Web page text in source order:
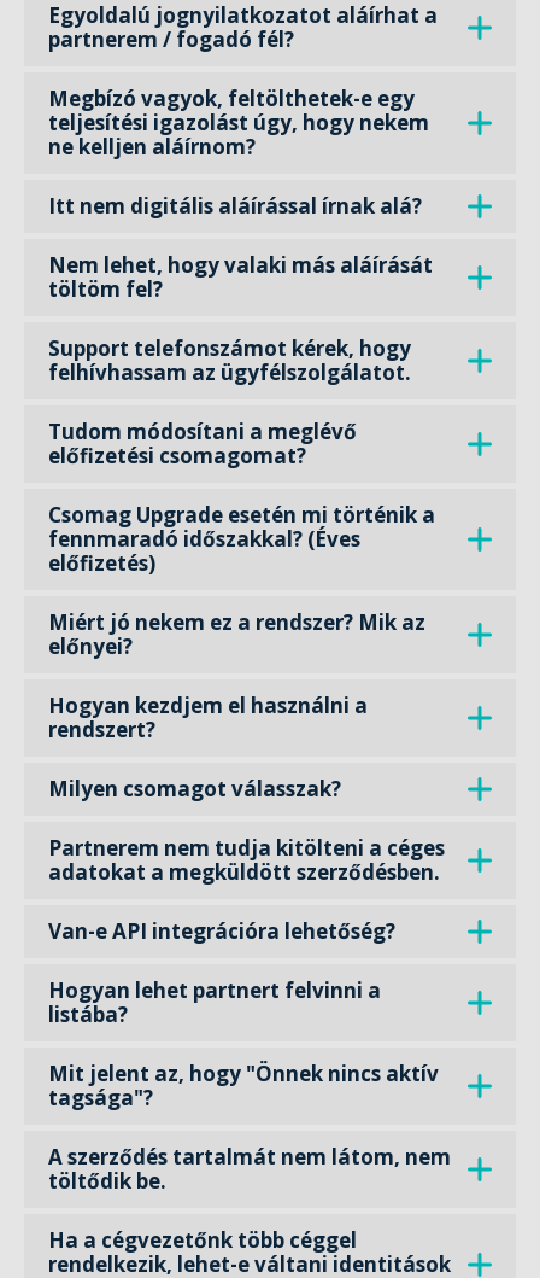
Egyoldalú jognyilatkozatot aláírhat a
partnerem / fogadó fél?
Megbízó vagyok, feltölthetek-e egy
teljesítési igazolást úgy, hogy nekem
ne kelljen aláírnom?
Itt nem digitális aláírással írnak alá?
Nem lehet, hogy valaki más aláírását
töltöm fel?
Support telefonszámot kérek, hogy
felhívhassam az ügyfélszolgálatot.
Tudom módosítani a meglévő
előfizetési csomagomat?
Csomag Upgrade esetén mi történik a
fennmaradó időszakkal? (Éves
előfizetés)
Miért jó nekem ez a rendszer? Mik az
előnyei?
Hogyan kezdjem el használni a
rendszert?
Milyen csomagot válasszak?
Partnerem nem tudja kitölteni a céges
adatokat a megküldött szerződésben.
Van-e API integrációra lehetőség?
Hogyan lehet partnert felvinni a
listába?
Mit jelent az, hogy "Önnek nincs aktív
tagsága"?
A szerződés tartalmát nem látom, nem
töltődik be.
Ha a cégvezetőnk több céggel
rendelkezik, lehet-e váltani identitások